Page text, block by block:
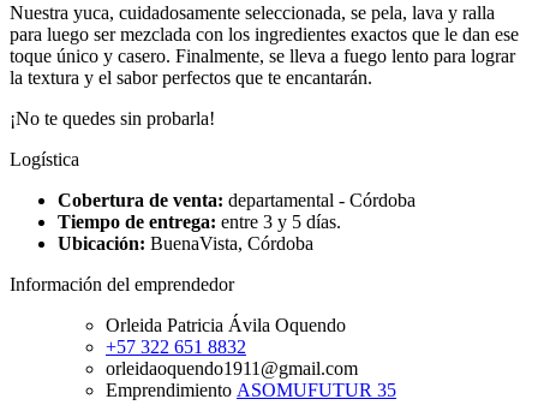
Nuestra yuca, cuidadosamente seleccionada, se pela, lava y ralla
para luego ser mezclada con los ingredientes exactos que le dan ese
toque único y casero. Finalmente, se lleva a fuego lento para lograr
la textura y el sabor perfectos que te encantarán.
¡No te quedes sin probarla!
Logística
Cobertura de venta: departamental - Córdoba
Tiempo de entrega: entre 3 y 5 días.
Ubicación: BuenaVista, Córdoba
Información del emprendedor
Orleida Patricia Ávila Oquendo
+57 322 651 8832
orleidaoquendo1911@gmail.com
Emprendimiento ASOMUFUTUR 35